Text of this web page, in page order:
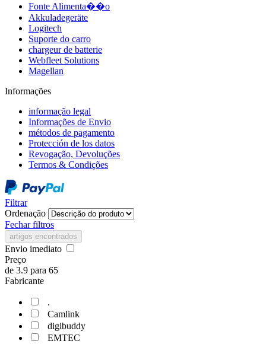
Fonte Alimenta��o
Akkuladegeräte
Logitech
Suporte do carro
chargeur de batterie
Webfleet Solutions
Magellan
Informações
informação legal
Informações de Envio
métodos de pagamento
Protección de los datos
Revogação, Devoluções
Termos & Condições
Filtrar
Ordenação
Fechar filtros
artigos encontrados
Envio imediato
Preço
de 3.9 para 65
Fabricante
.
Camlink
digibuddy
EMTEC